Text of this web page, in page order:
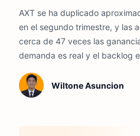
AXT se ha duplicado
en el segundo trimestre, y las
cerca de 47 veces las
demanda es real y el backlog
un negocio que vive y muere
exportación.
Wiltone Asuncion